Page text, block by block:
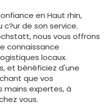
en Haut rhin,
de son service.
nous vous offrons
connaissance
locaux.
et bénéficiez d'une
que vos
mains expertes, à
vous.